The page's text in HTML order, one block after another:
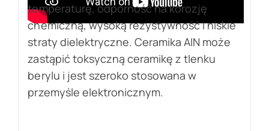
temperaturę, odporność na korozję
chemiczną, wysoką rezystywność i niskie
straty dielektryczne. Ceramika AIN może
zastąpić toksyczną ceramikę z tlenku
berylu i jest szeroko stosowana w
przemyśle elektronicznym.